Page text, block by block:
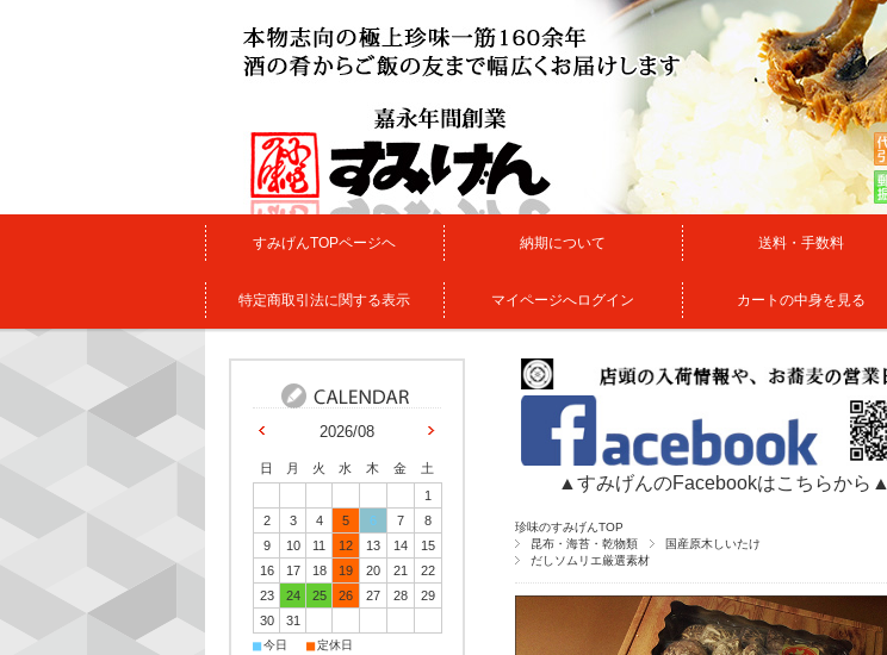
すみげんTOPページヘ 納期について 送料・手数料
特定商取引法に関する表示 マイページへログイン カートの中身を見る
▲すみげんのFacebookはこちらから▲
珍味のすみげんTOP
昆布・海苔・乾物類
国産原木しいたけ
だしソムリエ厳選素材
2026/08
日 月 火 水 木 金
土
1
2
3 4 5 6 7
8
9
10 11 12 13 14
15
16
17 18 19 20 21
22
23
24 25 26 27 28
29
30
31
■今日 ■定休日